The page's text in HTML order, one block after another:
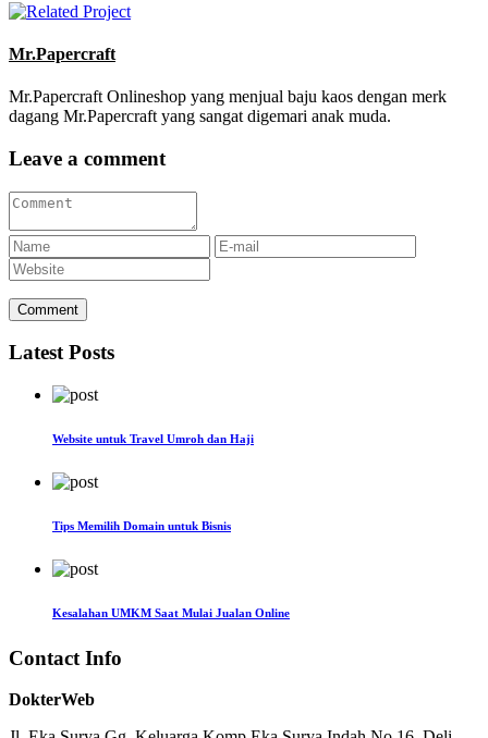
Mr.Papercraft
Mr.Papercraft Onlineshop yang menjual baju kaos dengan merk
dagang Mr.Papercraft yang sangat digemari anak muda.
Leave a comment
Latest Posts
Website untuk Travel Umroh dan Haji
Tips Memilih Domain untuk Bisnis
Kesalahan UMKM Saat Mulai Jualan Online
Contact Info
DokterWeb